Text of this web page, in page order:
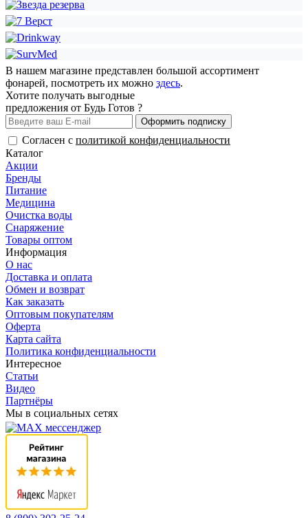
В нашем магазине представлен большой ассортимент
фонарей, посмотреть их можно здесь.
Хотите получать выгодные
предложения от Будь Готов ?
Оформить подписку
Согласен с политикой конфиденциальности
Каталог
Акции
Бренды
Питание
Медицина
Очистка воды
Снаряжение
Товары оптом
Информация
О нас
Доставка и оплата
Обмен и возврат
Как заказать
Оптовым покупателям
Оферта
Карта сайта
Политика конфиденциальности
Интересное
Статьи
Видео
Партнёры
Мы в социальных сетях